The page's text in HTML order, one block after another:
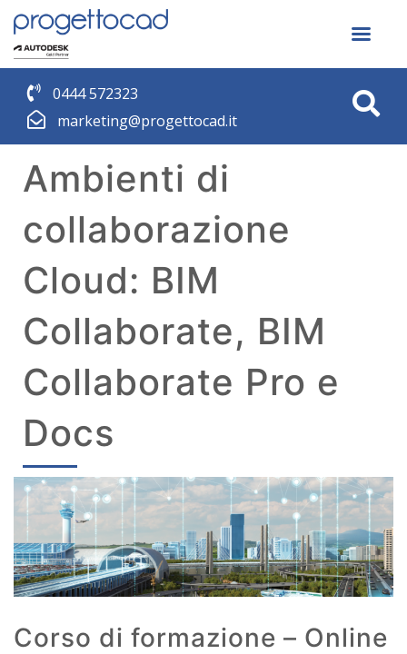
0444 572323
marketing@progettocad.it
Ambienti di
collaborazione
Cloud: BIM
Collaborate, BIM
Collaborate Pro e
Docs
Corso di formazione – Online